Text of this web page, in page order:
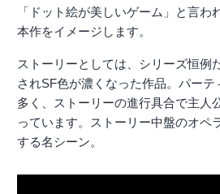
「ドット絵が美しいゲーム」と言わ
本作をイメージします。
ストーリーとしては、シリーズ恒例
されSF色が濃くなった作品。パーテ
多く、ストーリーの進行具合で主人
っています。ストーリー中盤のオペ
する名シーン。